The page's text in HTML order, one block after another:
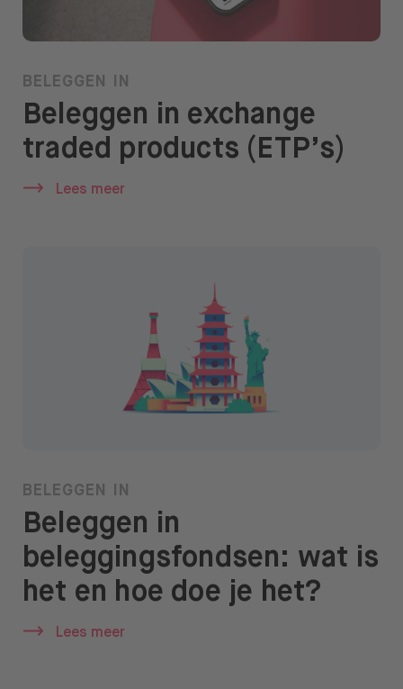
Pers
Help
FAQ
Open taal menu
BELEGGEN IN
Beleggen in exchange
traded products (ETP’s)
Lees meer
BELEGGEN IN
Beleggen in
beleggingsfondsen: wat is
het en hoe doe je het?
Lees meer